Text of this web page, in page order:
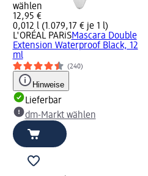
wählen
12,95 €
0,012 l (1.079,17 € je 1 l)
L'ORÉAL PARiSMascara Double
Extension Waterproof Black, 12
ml
(240)
Hinweise
Lieferbar
dm-Markt wählen